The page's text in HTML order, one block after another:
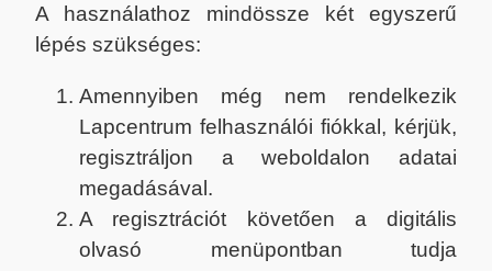
A használathoz mindössze két egyszerű
lépés szükséges:
Amennyiben még nem rendelkezik
Lapcentrum felhasználói fiókkal, kérjük,
regisztráljon a weboldalon adatai
megadásával.
A regisztrációt követően a digitális
olvasó menüpontban tudja